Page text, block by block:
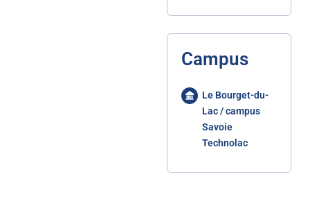
Campus
Le Bourget-du-
Lac / campus
Savoie
Technolac